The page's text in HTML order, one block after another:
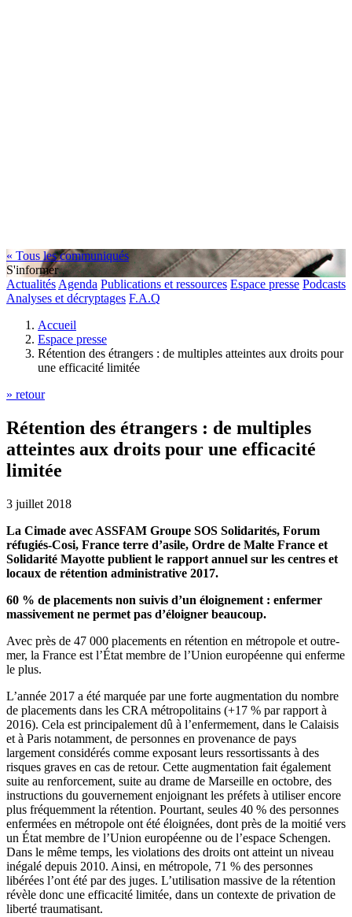
« Tous les communiqués
S'informer
Actualités Agenda Publications et ressources Espace presse Podcasts
Analyses et décryptages F.A.Q
Accueil
Espace presse
Rétention des étrangers : de multiples atteintes aux droits pour
une efficacité limitée
» retour
Rétention des étrangers : de multiples
atteintes aux droits pour une efficacité
limitée
3 juillet 2018
La Cimade avec ASSFAM Groupe SOS Solidarités, Forum
réfugiés-Cosi, France terre d’asile, Ordre de Malte France et
Solidarité Mayotte publient le rapport annuel sur les centres et
locaux de rétention administrative 2017.
60 % de placements non suivis d’un éloignement : enfermer
massivement ne permet pas d’éloigner beaucoup.
Avec près de 47 000 placements en rétention en métropole et outre-
mer, la France est l’État membre de l’Union européenne qui enferme
le plus.
L’année 2017 a été marquée par une forte augmentation du nombre
de placements dans les CRA métropolitains (+17 % par rapport à
2016). Cela est principalement dû à l’enfermement, dans le Calaisis
et à Paris notamment, de personnes en provenance de pays
largement considérés comme exposant leurs ressortissants à des
risques graves en cas de retour. Cette augmentation fait également
suite au renforcement, suite au drame de Marseille en octobre, des
instructions du gouvernement enjoignant les préfets à utiliser encore
plus fréquemment la rétention. Pourtant, seules 40 % des personnes
enfermées en métropole ont été éloignées, dont près de la moitié vers
un État membre de l’Union européenne ou de l’espace Schengen.
Dans le même temps, les violations des droits ont atteint un niveau
inégalé depuis 2010. Ainsi, en métropole, 71 % des personnes
libérées l’ont été par des juges. L’utilisation massive de la rétention
révèle donc une efficacité limitée, dans un contexte de privation de
liberté traumatisant.